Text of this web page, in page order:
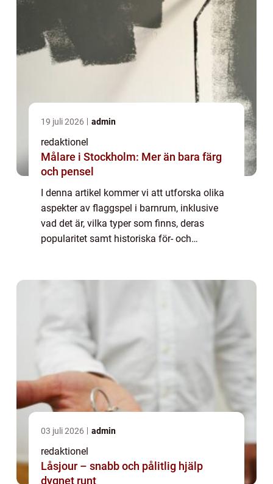
19 juli 2026 admin
redaktionel
Målare i Stockholm: Mer än bara färg
och pensel
I denna artikel kommer vi att utforska olika
aspekter av flaggspel i barnrum, inklusive
vad det är, vilka typer som finns, deras
popularitet samt historiska för- och
03 juli 2026 admin
redaktionel
Låsjour – snabb och pålitlig hjälp
dygnet runt